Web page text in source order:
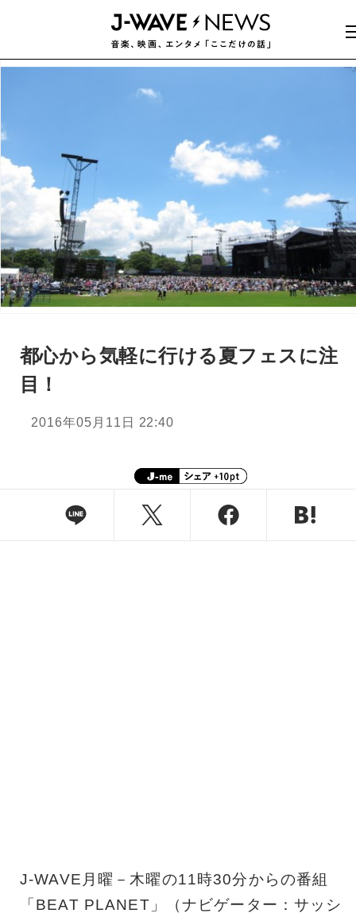
都心から気軽に行ける夏フェスに注
目！
2016年05月11日 22:40
J-WAVE月曜－木曜の11時30分からの番組
「BEAT PLANET」（ナビゲーター：サッシ